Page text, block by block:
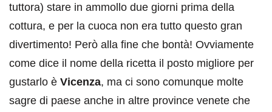
tuttora) stare in ammollo due giorni prima della
cottura, e per la cuoca non era tutto questo gran
divertimento! Però alla fine che bontà! Ovviamente
come dice il nome della ricetta il posto migliore per
gustarlo è Vicenza, ma ci sono comunque molte
sagre di paese anche in altre province venete che